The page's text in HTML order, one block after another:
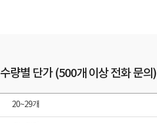
수량별 단가 (500개 이상 전화 문의)
20~29개